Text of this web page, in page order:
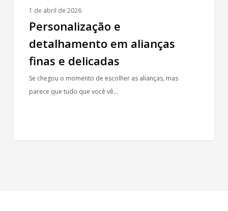
1 de abril de 2026
Personalização e
detalhamento em alianças
finas e delicadas
Se chegou o momento de escolher as alianças, mas
parece que tudo que você vê…